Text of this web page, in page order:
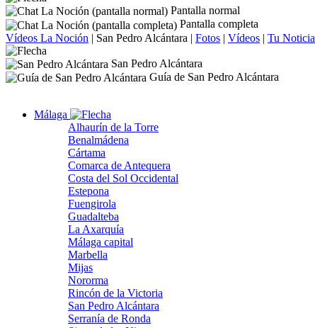
Pantalla normal
Pantalla completa
Vídeos La Noción | San Pedro Alcántara | Fotos | Vídeos | Tu Noticia
San Pedro Alcántara
Guía de San Pedro Alcántara
Málaga
Alhaurín de la Torre
Benalmádena
Cártama
Comarca de Antequera
Costa del Sol Occidental
Estepona
Fuengirola
Guadalteba
La Axarquía
Málaga capital
Marbella
Mijas
Nororma
Rincón de la Victoria
San Pedro Alcántara
Serranía de Ronda